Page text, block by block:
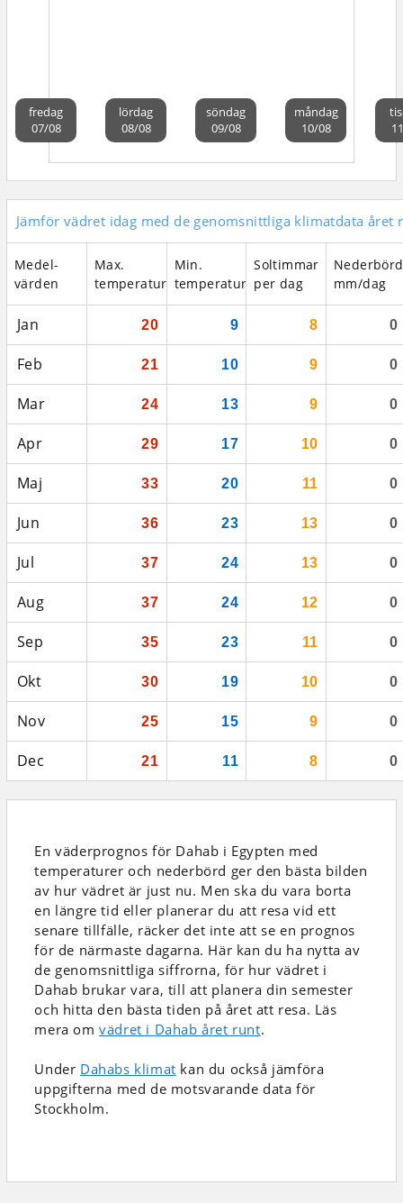
fredag
07/08
lördag
08/08
söndag
09/08
måndag
10/08
Jämför vädret idag med de genomsnittliga klimatdata året
Medel­
värden
Max.
temperatur
Min.
temperatur
Soltimmar
per dag
Nederbörd
mm/dag
Jan 20 9 8 0
Feb 21 10 9 0
Mar 24 13 9 0
Apr 29 17 10 0
Maj 33 20 11 0
Jun 36 23 13 0
Jul 37 24 13 0
Aug 37 24 12 0
Sep 35 23 11 0
Okt 30 19 10 0
Nov 25 15 9 0
Dec 21 11 8 0
En väderprognos för Dahab i Egypten med
temperaturer och nederbörd ger den bästa bilden
av hur vädret är just nu. Men ska du vara borta
en längre tid eller planerar du att resa vid ett
senare tillfälle, räcker det inte att se en prognos
för de närmaste dagarna. Här kan du ha nytta av
de genomsnittliga siffrorna, för hur vädret i
Dahab brukar vara, till att planera din semester
och hitta den bästa tiden på året att resa. Läs
mera omvädret i Dahab året runt.
Under Dahabs klimat kan du också jämföra
uppgifterna med de motsvarande data för
Stockholm.